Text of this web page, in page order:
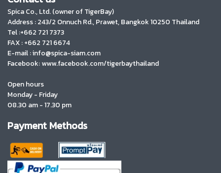
Spica Co., Ltd. (owner of TigerBay)
Address :243/2 Onnuch Rd., Prawet, Bangkok 10250 Thailand
Tel :+662 721 7373
FAX : +662 721 6674
E-mail : info@spica-siam.com
Facebook: www.facebook.com/tigerbaythailand
Open hours
Monday - Friday
08.30 am - 17.30 pm
Payment Methods